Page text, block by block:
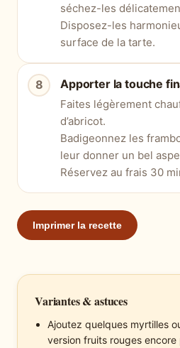
séchez-les
Disposez-les
surface de la tarte.
Apporter la touche
Faites légèrement
d’abricot.
Badigeonnez les
leur donner un bel
Réservez au frais 30
Imprimer la recette
Variantes & astuces
Ajoutez quelques myrtilles
version fruits rouges encore